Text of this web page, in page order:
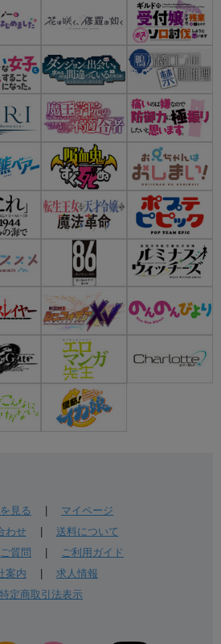
見る
マイページ
わせ| 送料について
質問
ご利用ガイド
案内
求人情報
特定商取引法表示